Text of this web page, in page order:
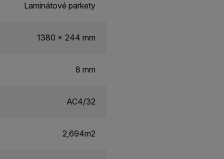
Laminátové parkety
1380 x 244 mm
8 mm
AC4/32
2,694m2